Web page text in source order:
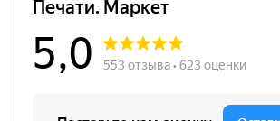
Краска на водной основе
Shiny S-64 ФИОЛЕТОВАЯ
300